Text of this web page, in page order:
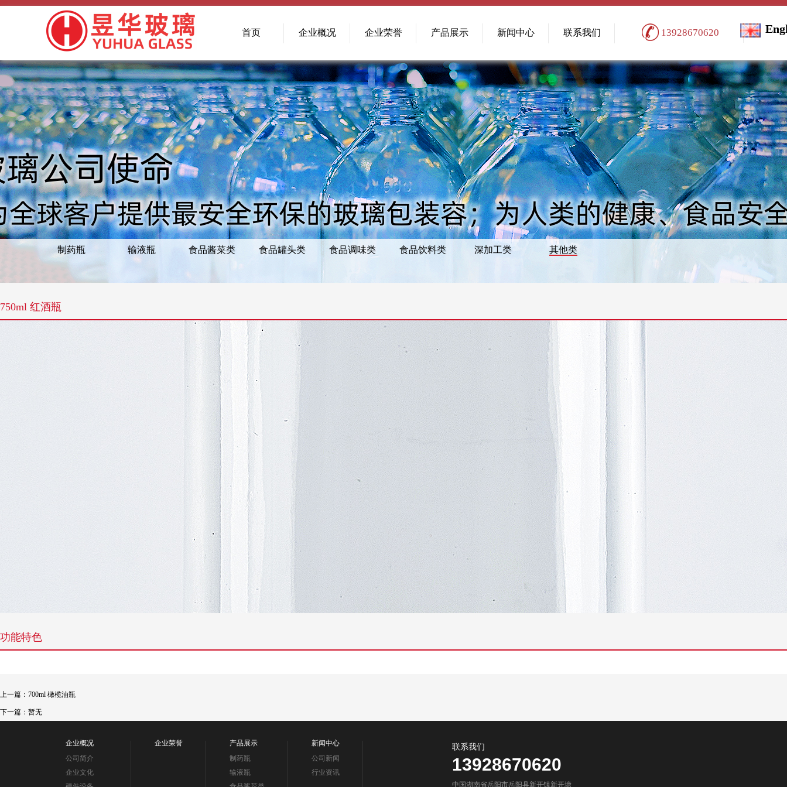
首页 企业概况 企业荣誉 产品展示 新闻中心 联系我们 13928670620
制药瓶 输液瓶 食品酱菜类 食品罐头类 食品调味类 食品饮料类 深加工类 其他类
750ml 红酒瓶
功能特色
上一篇：700ml 橄榄油瓶
下一篇：暂无
企业概况
公司简介
企业文化
企业荣誉
产品展示
制药瓶
输液瓶
新闻中心
公司新闻
行业资讯
联系我们
13928670620
中国湖南省岳阳市岳阳县新开镇新开塘